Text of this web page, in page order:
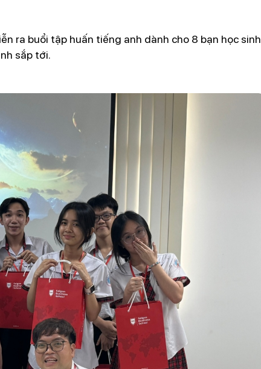
ra buổi tập huấn tiếng anh dành cho 8 bạn học sinh
sắp tới.